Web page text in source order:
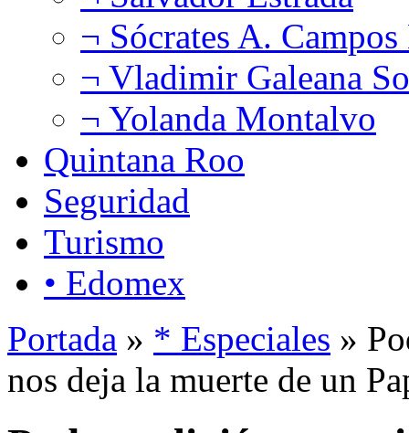
¬ Sócrates A.
¬ Vladimir Galeana
¬ Yolanda Montalvo
Quintana Roo
Seguridad
Turismo
• Edomex
Portada » * Especiales »
nos deja la muerte de un